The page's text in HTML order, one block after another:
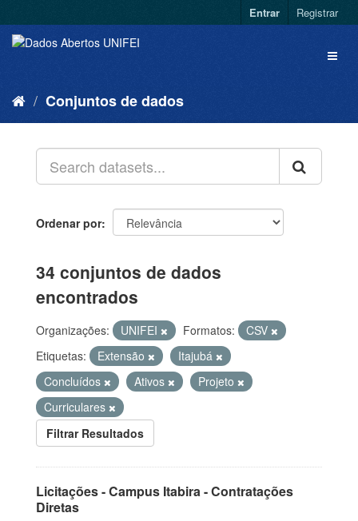
Entrar Registrar
Conjuntos de dados
Ordenar por
34 conjuntos de dados
encontrados
Organizações: UNIFEI Formatos:
CSV
Etiquetas:
Extensão
Itajubá
Concluídos
Ativos
Projeto
Curriculares
Filtrar Resultados
Licitações - Campus Itabira - Contratações
Diretas